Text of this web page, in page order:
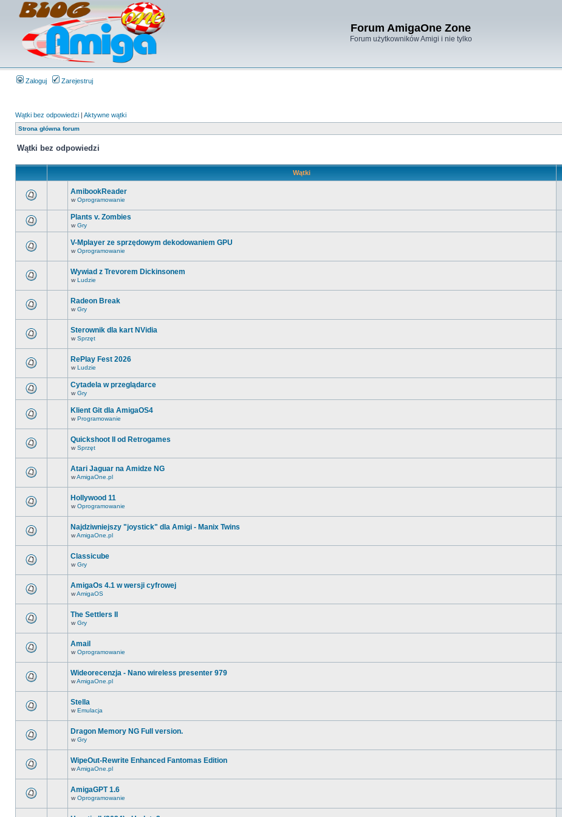
Forum AmigaOne Zone
Forum użytkowników Amigi i nie tylko
Zaloguj Zarejestruj
Wątki bez odpowiedzi | Aktywne wątki
Strona główna forum
Wątki bez odpowiedzi
Wątki
AmibookReader
w Oprogramowanie
Plants v. Zombies
w Gry
V-Mplayer ze sprzędowym dekodowaniem GPU
w Oprogramowanie
Wywiad z Trevorem Dickinsonem
w Ludzie
Radeon Break
w Gry
Sterownik dla kart NVidia
w Sprzęt
RePlay Fest 2026
w Ludzie
Cytadela w przeglądarce
w Gry
Klient Git dla AmigaOS4
w Programowanie
Quickshoot II od Retrogames
w Sprzęt
Atari Jaguar na Amidze NG
wAmigaOne.pl
Hollywood 11
w Oprogramowanie
Najdziwniejszy "joystick" dla Amigi - Manix Twins
wAmigaOne.pl
Classicube
w Gry
AmigaOs 4.1 w wersji cyfrowej
wAmigaOS
The Settlers II
w Gry
Amail
w Oprogramowanie
Wideorecenzja - Nano wireless presenter 979
wAmigaOne.pl
Stella
w Emulacja
Dragon Memory NG Full version.
w Gry
WipeOut-Rewrite Enhanced Fantomas Edition
wAmigaOne.pl
AmigaGPT 1.6
w Oprogramowanie